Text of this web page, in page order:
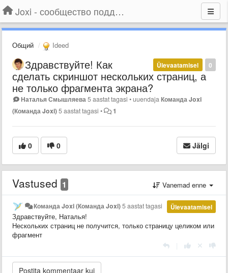
Joxi - сообщество поддержки
Общий Ideed
0
Ülevaatamisel
Здравствуйте! Как
сделать скриншот нескольких страниц, а
не только фрагмента экрана?
Наталья Смышляева 5 aastat tagasi •uuendajaКоманда Joxi
(Команда Joxi)5 aastat tagasi • 1
0 0 Jälgi
Vastused 1 Vanemad enne
Ülevaatamisel
Команда Joxi (Команда Joxi)5 aastat tagasi
Здравствуйте, Наталья!
Нескольких страниц не получится, только страницу целиком или
фрагмент